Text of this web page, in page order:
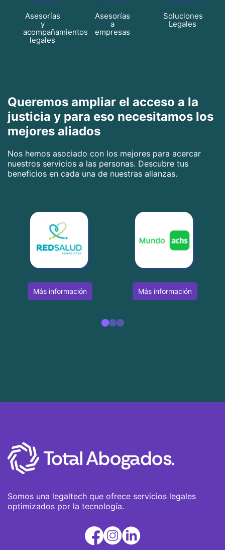
Asesorías
y
acompañamientos
legales
Asesorías
a
empresas
Soluciones
Legales
Queremos ampliar el acceso a la
justicia y para eso necesitamos los
mejores aliados
Nos hemos asociado con los mejores para acercar
nuestros servicios a las personas. Descubre tus
beneficios en cada una de nuestras alianzas.
Más información Más información
Somos una legaltech que ofrece servicios legales
optimizados por la tecnología.